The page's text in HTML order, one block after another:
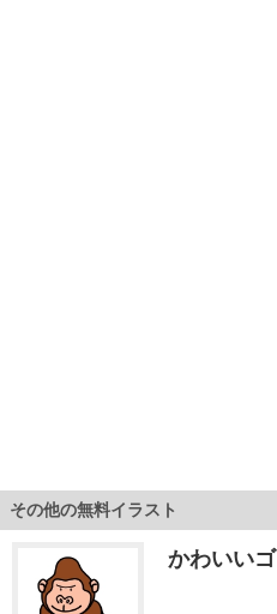
その他の無料イラスト
かわいい